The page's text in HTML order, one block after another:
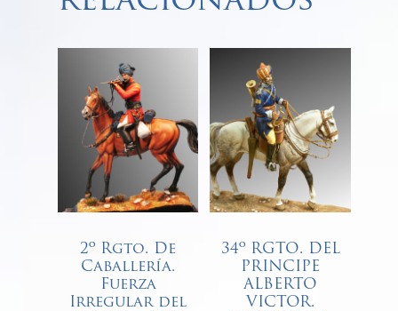
2º Rgto. De
Caballería.
Fuerza
Irregular del
34º RGTO. DEL
PRINCIPE
ALBERTO
VICTOR.